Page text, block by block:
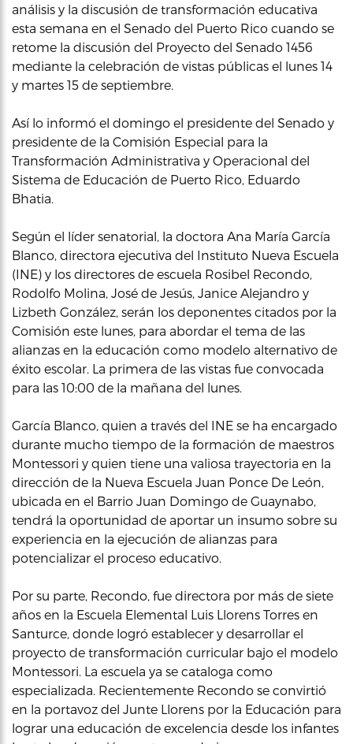
análisis y la discusión de transformación educativa
esta semana en el Senado del Puerto Rico cuando se
retome la discusión del Proyecto del Senado 1456
mediante la celebración de vistas públicas el lunes 14
y martes 15 de septiembre.
Así lo informó el domingo el presidente del Senado y
presidente de la Comisión Especial para la
Transformación Administrativa y Operacional del
Sistema de Educación de Puerto Rico, Eduardo
Bhatia.
Según el líder senatorial, la doctora Ana María García
Blanco, directora ejecutiva del Instituto Nueva Escuela
(INE) y los directores de escuela Rosibel Recondo,
Rodolfo Molina, José de Jesús, Janice Alejandro y
Lizbeth González, serán los deponentes citados por la
Comisión este lunes, para abordar el tema de las
alianzas en la educación como modelo alternativo de
éxito escolar. La primera de las vistas fue convocada
para las 10:00 de la mañana del lunes.
García Blanco, quien a través del INE se ha encargado
durante mucho tiempo de la formación de maestros
Montessori y quien tiene una valiosa trayectoria en la
dirección de la Nueva Escuela Juan Ponce De León,
ubicada en el Barrio Juan Domingo de Guaynabo,
tendrá la oportunidad de aportar un insumo sobre su
experiencia en la ejecución de alianzas para
potencializar el proceso educativo.
Por su parte, Recondo, fue directora por más de siete
años en la Escuela Elemental Luis Llorens Torres en
Santurce, donde logró establecer y desarrollar el
proyecto de transformación curricular bajo el modelo
Montessori. La escuela ya se cataloga como
especializada. Recientemente Recondo se convirtió
en la portavoz del Junte Llorens por la Educación para
lograr una educación de excelencia desde los infantes